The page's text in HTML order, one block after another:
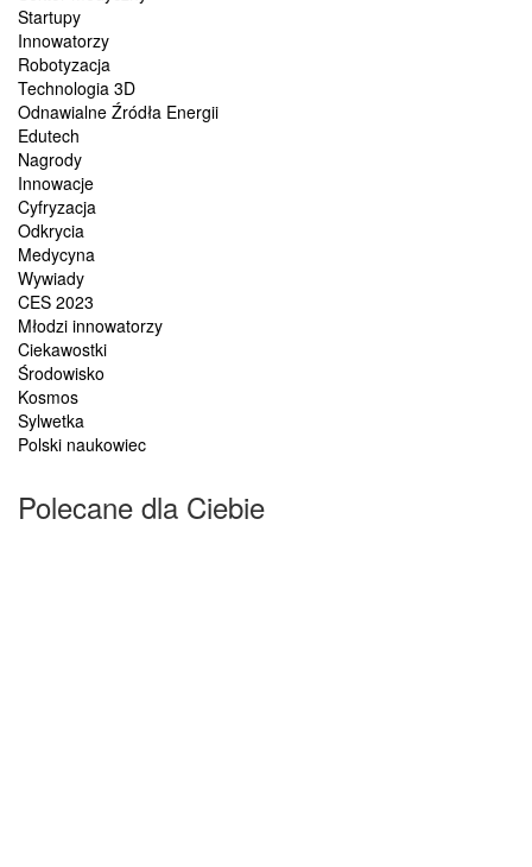
Startupy
Innowatorzy
Robotyzacja
Technologia 3D
Odnawialne Źródła Energii
Edutech
Nagrody
Innowacje
Cyfryzacja
Odkrycia
Medycyna
Wywiady
CES 2023
Młodzi innowatorzy
Ciekawostki
Środowisko
Kosmos
Sylwetka
Polski naukowiec
Polecane dla Ciebie